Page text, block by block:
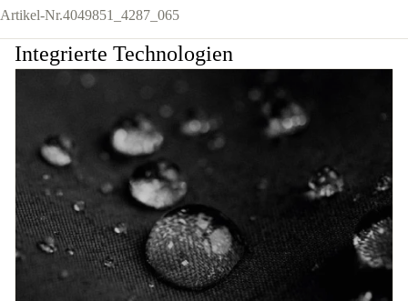
Artikel-Nr.4049851_4287_065
Integrierte Technologien